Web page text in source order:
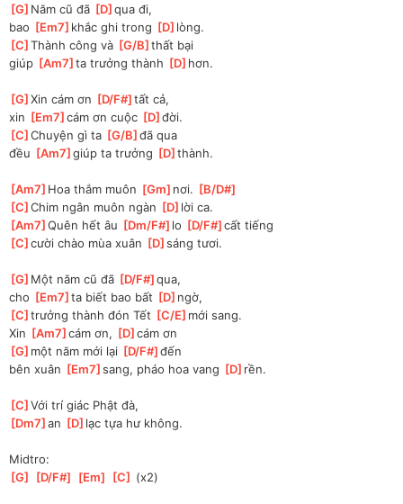
[G ]Năm cũ đã [D ]
qua đi,
bao [Em7 ]khắc ghi trong [D ]lòng.
[C ]
Thành công và [G/B ]thất bại
giúp [Am7 ]ta trưởng thành [D ]hơn.
[G ]
Xin cám ơn [D/F# ]tất cả,
xin [Em7 ]
cám ơn cuộc [D ]
đời.
[C ]
Chuyện gì ta [G/B ]
đã qua
đều [Am7 ]
giúp ta trưởng [D ]thành.
[Am7 ]Hoa thắm muôn [Gm ]nơi. [B/D#
[C ]
Chim ngân muôn ngàn [D ]lời ca.
[Am7 ]
Quên hết âu [Dm/F# ]lo [D/F# ]
cất tiếng
[C ]
cười chào mùa xuân [D ]
sáng tươi.
[G ]Một năm cũ đã [D/F# ]
qua,
cho [Em7 ]ta biết bao bất [D ]ngờ,
[C ]trưởng thành đón Tết [C/E ]mới sang.
Xin [Am7 ]
cám ơn, [D ]
cám ơn
[G ]một năm mới lại [D/F# ]
đến
bên xuân [Em7 ]
sang, pháo hoa vang [D ]rền.
[C ]
Với trí giác Phật đà,
[Dm7 ]
an [D ]lạc tựa hư không.
Midtro:
[G [D/F# [Em [C (x2)